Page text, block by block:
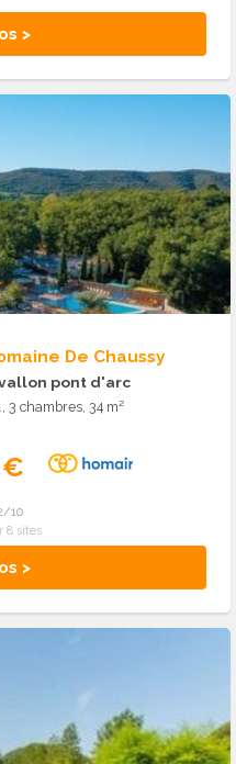
>
De Chaussy
pont d'arc
3 chambres, 34 m²
€
>
10
8 sites